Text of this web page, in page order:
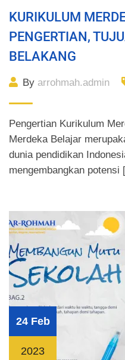
KURIKULUM
PENGERTIAN,
BELAKANG
By arrohmah.admin
Pengertian Kurikulum
Merdeka Belajar
dunia pendidikan
mengembangkan
24 Feb
2023